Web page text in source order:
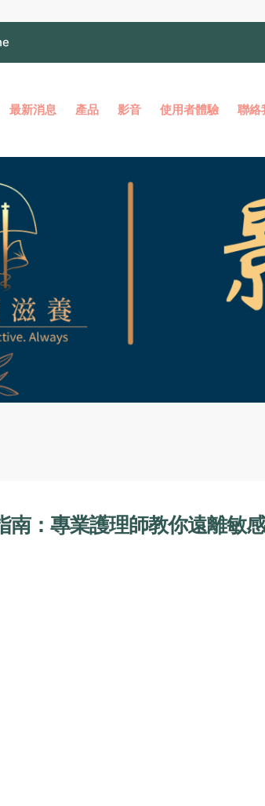
最新消息 產品 影音 使用者體驗 聯絡
南：專業護理師教你遠離敏